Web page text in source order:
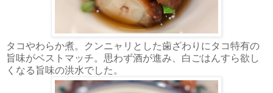
タコやわらか煮。クンニャリとした歯ざわりにタコ特有の
旨味がベストマッチ。思わず酒が進み、白ごはんすら欲し
くなる旨味の洪水でした。